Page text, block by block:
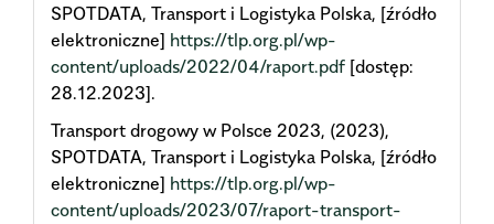
SPOTDATA, Transport i Logistyka Polska, [źródło
elektroniczne] https://tlp.org.pl/wp-
content/uploads/2022/04/raport.pdf [dostęp:
28.12.2023].
Transport drogowy w Polsce 2023, (2023),
SPOTDATA, Transport i Logistyka Polska, [źródło
elektroniczne] https://tlp.org.pl/wp-
content/uploads/2023/07/raport-transport-